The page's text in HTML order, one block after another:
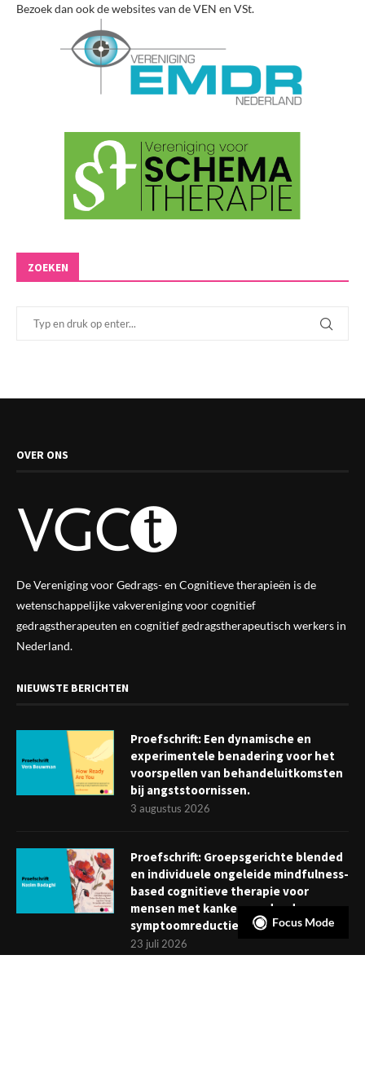
Bezoek dan ook de websites van de VEN en VSt.
ZOEKEN
OVER ONS
De Vereniging voor Gedrags- en Cognitieve therapieën is de
wetenschappelijke vakverenigingvoor cognitief
gedragstherapeuten en cognitief gedragstherapeutisch werkers in
Nederland.
NIEUWSTE BERICHTEN
Proefschrift: Een dynamische en
experimentele benadering voor het
voorspellen van behandeluitkomsten
bij angststoornissen.
3 augustus 2026
Proefschrift: Groepsgerichte blended
en individuele ongeleide mindfulness-
based cognitieve therapie voor
mensen met kanker: verder dan
symptoomreductie
23 juli 2026
Focus Mode